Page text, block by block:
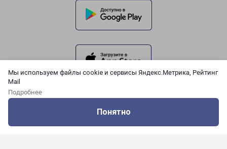
Мы используем файлы cookie и сервисы Яндекс.Метрика, Рейтинг
Mail
Подробнее
Понятно